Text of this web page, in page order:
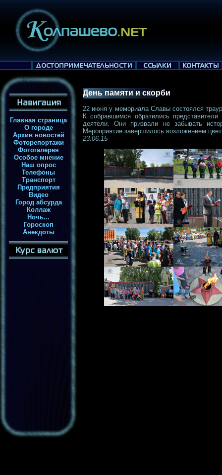
Главная страница
О городе
Архив новостей
Фоторепортажи
Фотогалерея
Особое мнение
Наш опрос
Телефоны
Транспорт
Предприятия
Видео
Город абсурда
Коллаж
Ночь...
Гороскоп
Анекдоты
День памяти и скорби
22 июня у мемориала Славы состоялся
К собравшимся обратились представители
деятели. Они призвали не забывать
Мероприятие завершилось возложением
23.06.15